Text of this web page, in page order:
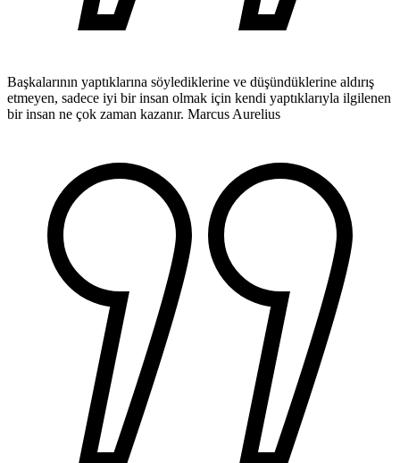
Başkalarının yaptıklarına söylediklerine ve düşündüklerine aldırış
etmeyen, sadece iyi bir insan olmak için kendi yaptıklarıyla ilgilenen
bir insan ne çok zaman kazanır. Marcus Aurelius